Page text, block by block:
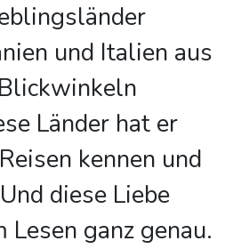
und Italien aus
Länder hat er
kennen und
diese Liebe
ganz genau.